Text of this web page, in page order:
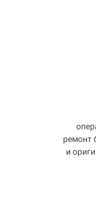
ремонт
и